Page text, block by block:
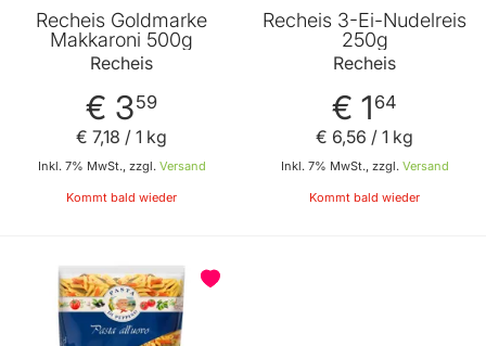
Recheis Goldmarke
Makkaroni 500g
Recheis
€ 359
Inkl. 7% MwSt., zzgl. Versand
€ 7,18 / 1 kg
Kommt bald wieder
Recheis 3-Ei-Nudelreis
250g
Recheis
€ 1 64
Inkl. 7% MwSt., zzgl. Versand
€ 6,56 / 1 kg
Kommt bald wieder